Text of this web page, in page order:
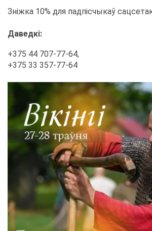
Зніжка 10% для падпісчы­каў
Да­ведкі:
+375 44 707-77-64,
+375 33 357-77-64